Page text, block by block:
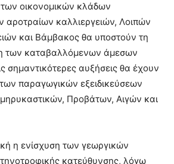
των οικονοµικών κλάδων
αροτραίων καλλιεργειών, Λοιπών
και Βάµβακος θα υποστούν τη
των καταβαλλόµενων άµεσων
σηµαντικότερες αυξήσεις θα έχουν
παραγωγικών εξειδικεύσεων
Προβάτων, Αιγών και
η ενίσχυση των γεωργικών
κατεύθυνσης, λόγω